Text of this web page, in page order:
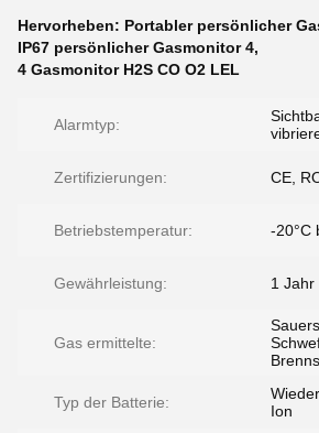
Hervorheben: Portabler persönlicher
IP67 persönlicher Gasmonitor 4,
4 Gasmonitor H2S CO O2 LEL
Alarmtyp:
Zertifizierungen: CE,
Betriebstemperatur: -20°C
Gewährleistung: 1 Jahr
Gas ermittelte:
Typ der Batterie:
Ion